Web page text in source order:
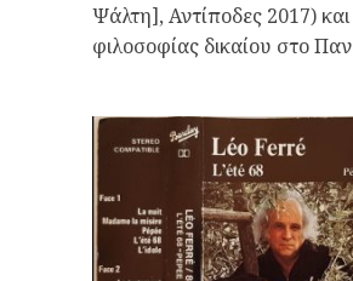
Ψάλτη], Αντίποδες 2017)
φιλοσοφίας δικαίου στο